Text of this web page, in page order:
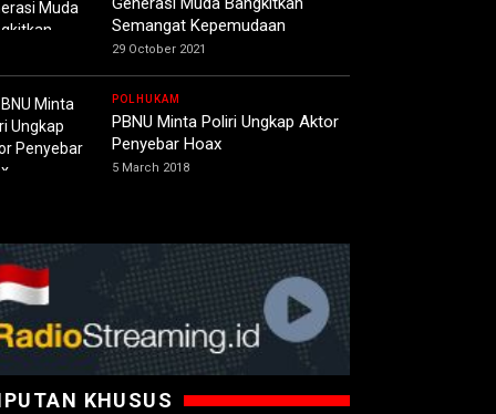
Semangat Kepemudaan
29 October 2021
POLHUKAM
PBNU Minta Poliri Ungkap Aktor
Penyebar Hoax
5 March 2018
KHUSUS